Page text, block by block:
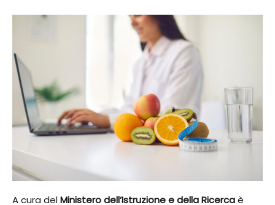
A cura delMinistero dell’Istruzione e della Ricercaè